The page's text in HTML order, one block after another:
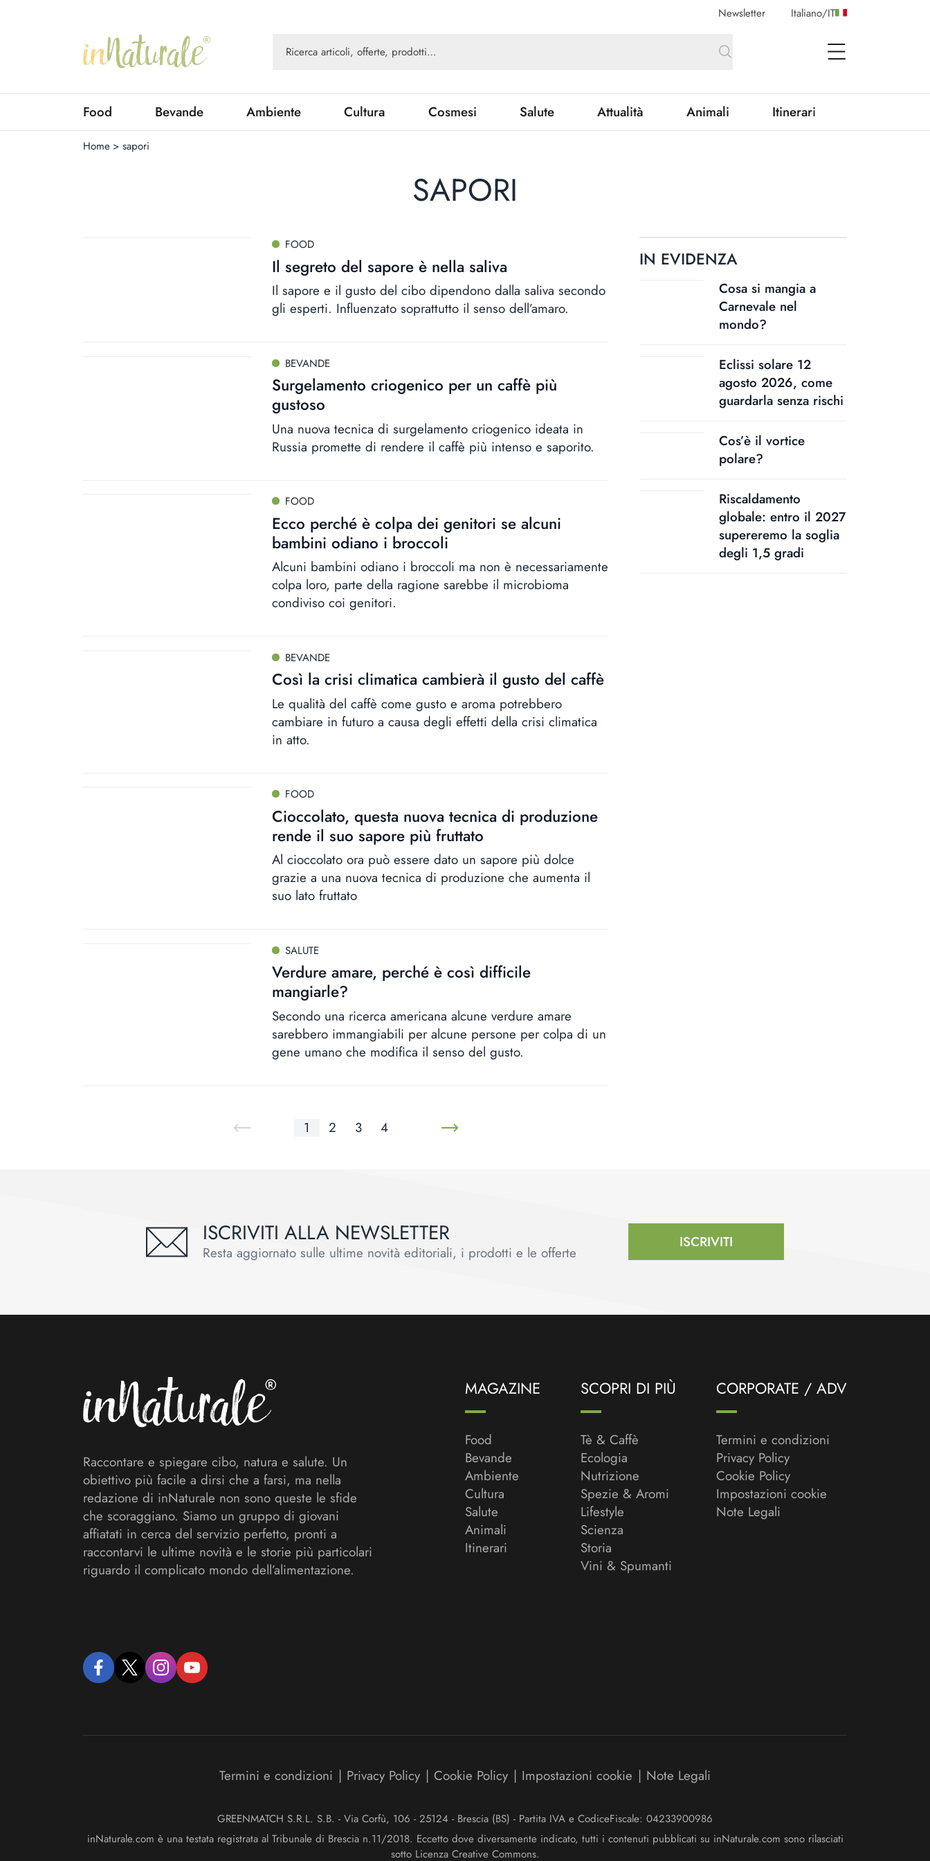
Newsletter Italiano/IT
open Menu
Food Bevande Ambiente Cultura Cosmesi Salute Attualità Animali Itinerari
Home > sapori
SAPORI
FOOD
Il segreto del sapore è nella saliva
Il sapore e il gusto del cibo dipendono dalla saliva secondo
gli esperti. Influenzato soprattutto il senso dell’amaro.
BEVANDE
Surgelamento criogenico per un caffè più
gustoso
Una nuova tecnica di surgelamento criogenico ideata in
Russia promette di rendere il caffè più intenso e saporito.
FOOD
Ecco perché è colpa dei genitori se alcuni
bambini odiano i broccoli
Alcuni bambini odiano i broccoli ma non è necessariamente
colpa loro, parte della ragione sarebbe il microbioma
condiviso coi genitori.
BEVANDE
Così la crisi climatica cambierà il gusto del caffè
Le qualità del caffè come gusto e aroma potrebbero
cambiare in futuro a causa degli effetti della crisi climatica
in atto.
FOOD
Cioccolato, questa nuova tecnica di produzione
rende il suo sapore più fruttato
Al cioccolato ora può essere dato un sapore più dolce
grazie a una nuova tecnica di produzione che aumenta il
suo lato fruttato
SALUTE
Verdure amare, perché è così difficile
mangiarle?
Secondo una ricerca americana alcune verdure amare
sarebbero immangiabili per alcune persone per colpa di un
gene umano che modifica il senso del gusto.
1 2 3 4
IN EVIDENZA
Cosa si mangia a
Carnevale nel
mondo?
Eclissi solare 12
agosto 2026, come
guardarla senza rischi
Cos’è il vortice
polare?
Riscaldamento
globale: entro il 2027
supereremo la soglia
degli 1,5 gradi
ISCRIVITI ALLA NEWSLETTER
Resta aggiornato sulle ultime novità editoriali, i prodotti e le offerte
ISCRIVITI
Raccontare e spiegare cibo, natura e salute. Un
obiettivo più facile a dirsi che a farsi, ma nella
redazione di inNaturale non sono queste le sfide
che scoraggiano. Siamo un gruppo di giovani
affiatati in cerca del servizio perfetto, pronti a
raccontarvi le ultime novità e le storie più particolari
riguardo il complicato mondo dell’alimentazione.
facebooktwitter instagramyoutube
MAGAZINE
Food
Bevande
Ambiente
Cultura
Salute
Animali
Itinerari
SCOPRI DI PIÙ
Tè & Caffè
Ecologia
Nutrizione
Spezie & Aromi
Lifestyle
Scienza
Storia
Vini & Spumanti
CORPORATE / ADV
Termini e condizioni
Privacy Policy
Cookie Policy
Impostazioni cookie
Note Legali
Termini e condizioni | Privacy Policy | Cookie Policy | Impostazioni cookie | Note Legali
GREENMATCH S.R.L. S.B. - Via Corfù, 106 - 25124 - Brescia (BS) - Partita IVA e CodiceFiscale: 04233900986
inNaturale.com è una testata registrata al Tribunale di Brescia n.11/2018. Eccetto dove diversamente indicato, tutti i contenuti pubblicati su inNaturale.com sono rilasciati
sotto Licenza Creative Commons.